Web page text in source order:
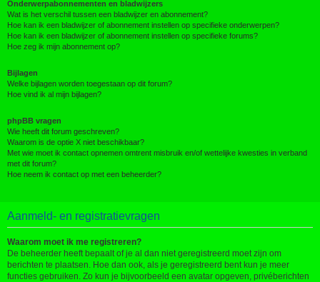
Onderwerpabonnementen en bladwijzers
Wat is het verschil tussen een bladwijzer en abonnement?
Hoe kan ik een bladwijzer of abonnement instellen op specifieke onderwerpen?
Hoe kan ik een bladwijzer of abonnement instellen op specifieke forums?
Hoe zeg ik mijn abonnement op?
Bijlagen
Welke bijlagen worden toegestaan op dit forum?
Hoe vind ik al mijn bijlagen?
phpBB vragen
Wie heeft dit forum geschreven?
Waarom is de optie X niet beschikbaar?
Met wie moet ik contact opnemen omtrent misbruik en/of wettelijke kwesties in verband
met dit forum?
Hoe neem ik contact op met een beheerder?
Aanmeld- en registratievragen
Waarom moet ik me registreren?
De beheerder heeft bepaalt of je al dan niet geregistreerd moet zijn om
berichten te plaatsen. Hoe dan ook, als je geregistreerd bent kun je meer
functies gebruiken. Zo kun je bijvoorbeeld een avatar opgeven, privéberichten